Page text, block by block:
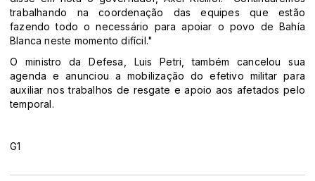
trabalhando na coordenação das equipes que estão
fazendo todo o necessário para apoiar o povo de Bahía
Blanca neste momento difícil."
O ministro da Defesa, Luis Petri, também cancelou sua
agenda e anunciou a mobilização do efetivo militar para
auxiliar nos trabalhos de resgate e apoio aos afetados pelo
temporal.
G1